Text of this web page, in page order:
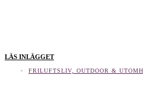
LÄS INLÄGGET
FRILUFTSLIV, OUTDOOR &